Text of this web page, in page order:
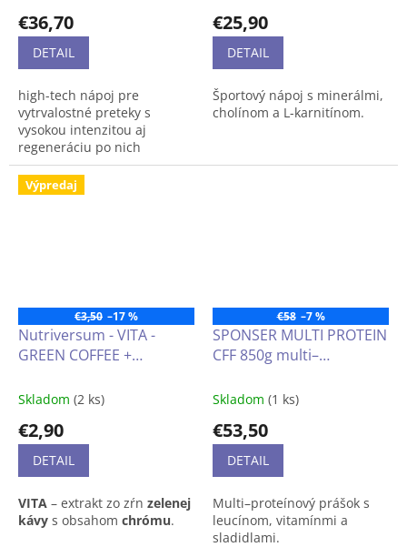
€36,70
DETAIL
high-tech nápoj pre
vytrvalostné preteky s
vysokou intenzitou aj
regeneráciu po nich
diabetikov
€25,90
DETAIL
Športový nápoj s minerálmi,
cholínom a L-karnitínom.
Výpredaj
€3,50 –17 %
Nutriversum - VITA -
GREEN COFFEE +
s chrómom)
Skladom (2 ks)
€2,90
DETAIL
VITA – extrakt zo zŕn zelenej
kávy s obsahom chrómu.
€58 –7 %
SPONSER MULTI PROTEIN
CFF 850g multi–
leucínom, vitamínmi a
aminokyselinu L-leucín s
veľmi nízkym obsahom
laktózy
Skladom (1 ks)
€53,50
DETAIL
Multi–proteínový prášok s
leucínom, vitamínmi a
sladidlami.